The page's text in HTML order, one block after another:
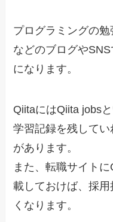
プログラミングの
などのブログや
になります。
QiitaにはQiita jobs
学習記録を残して
があります。
また、転職サイト
載しておけば、採
くなります。